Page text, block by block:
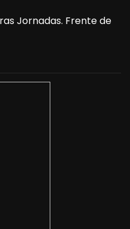
Jornadas. Frente de